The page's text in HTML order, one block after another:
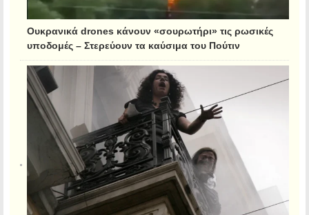
Ουκρανικά drones κάνουν «σουρωτήρι» τις ρωσικές
υποδομές – Στερεύουν τα καύσιμα του Πούτιν